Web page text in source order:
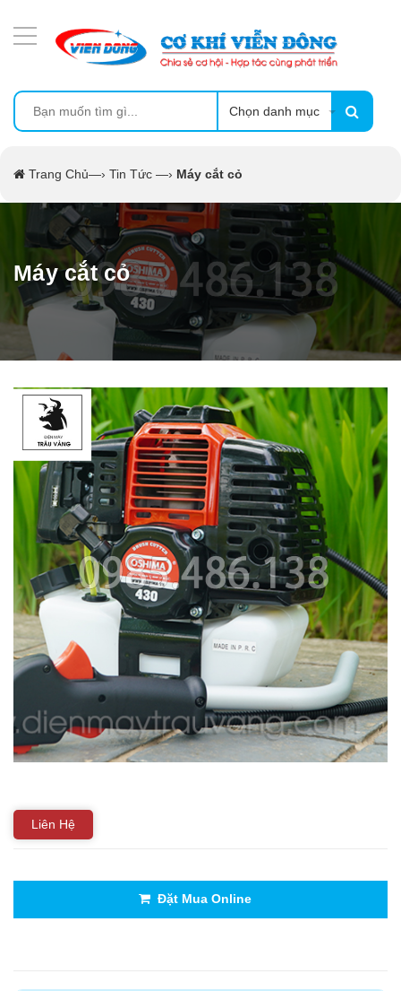
Chọn danh mục
Trang Chủ—› Tin Tức —› Máy cắt cỏ
Máy cắt cỏ
Liên Hệ
Đặt Mua Online
LÒ SẤY
MÁY ÉP MÍA TẠO BỌT
MÁY RỬA BÁT SIÊU ÂM
CẨM NANG
THIẾT BỊ NHÀ BẾP
THIẾT BỊ NHÀ BẾP CAO CẤP
MÁY CHẾ BIẾN THỰC PHẨM
MÁY CHẾ BIẾN NÔNG SẢN
THIẾT BỊ LÀM ĐỒ ĂN NHANH
THIẾT BỊ LÀM BÁNH
MÁY ĐÓNG GÓI THỰC PHẨM
THIẾT BỊ LẠNH
THIẾT BỊ BẾP CÔNG NGHIỆP